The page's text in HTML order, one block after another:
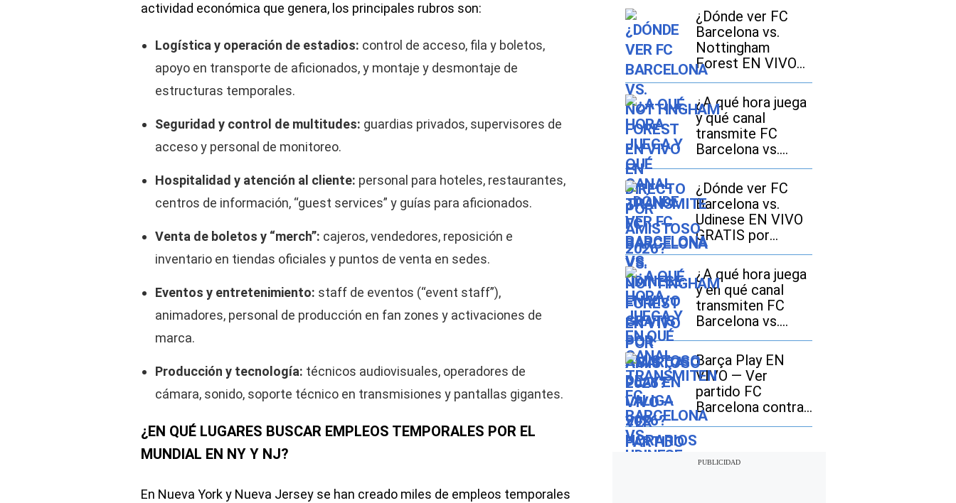
actividad económica que genera, los principales rubros son:
Logística y operación de estadios: control de acceso, fila y boletos,
apoyo en transporte de aficionados, y montaje y desmontaje de
estructuras temporales.
Seguridad y control de multitudes: guardias privados, supervisores de
acceso y personal de monitoreo.
Hospitalidad y atención al cliente: personal para hoteles, restaurantes,
centros de información, “guest services” y guías para aficionados.
Venta de boletos y “merch”: cajeros, vendedores, reposición e
inventario en tiendas oficiales y puntos de venta en sedes.
Eventos y entretenimiento: staff de eventos (“event staff”),
animadores, personal de producción en fan zones y activaciones de
marca.
Producción y tecnología: técnicos audiovisuales, operadores de
cámara, sonido, soporte técnico en transmisiones y pantallas gigantes.
¿EN QUÉ LUGARES BUSCAR EMPLEOS TEMPORALES POR EL
MUNDIAL EN NY Y NJ?
En Nueva York y Nueva Jersey se han creado miles de empleos temporales
¿Dónde ver FC
Barcelona vs.
Nottingham
Forest EN VIVO
EN DIRECTO por
amistoso 2026?
¿A qué hora juega
y qué canal
transmite FC
Barcelona vs.
Nottingham
Forest EN VIVO
por amistoso
2026?
¿Dónde ver FC
Barcelona vs.
Udinese EN VIVO
GRATIS por
amistoso de
LaLiga 2026?
Horarios y canales
TV
¿A qué hora juega
y en qué canal
transmiten FC
Barcelona vs.
Udinese EN VIVO
por amistoso en
EE.UU., México y
España?
Barça Play EN
VIVO — Ver
partido FC
Barcelona contra
Nottingham
Forest y Udinese
TV online